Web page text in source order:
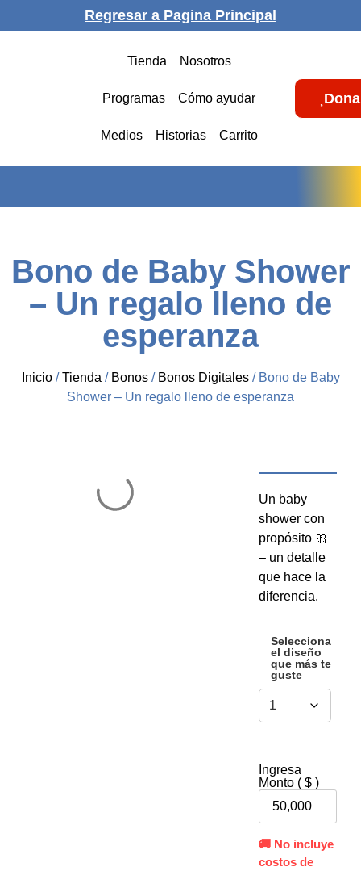
Regresar a Pagina Principal
Tienda Nosotros
Programas Cómo ayudar
Medios Historias Carrito
Bono de Baby Shower
– Un regalo lleno de
esperanza
Inicio/Tienda / Bonos/ Bonos Digitales/ Bono de Baby
Shower – Un regalo lleno de esperanza
Un baby
shower con
propósito 🎀
– un detalle
que hace la
diferencia.
Selecciona
el diseño
que más te
guste
Ingresa
Monto ( $ )
🚚 No incluye
costos de